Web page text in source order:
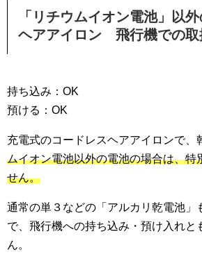
「リチウムイオン電池」以
ヘアアイロン 飛行機での取
持ち込み：OK
預ける：OK
充電式のコードレスヘアアイロンで、
ムイオン電池以外の電池の場合は、特
せん。
通常の単３などの「アルカリ乾電池」
で、飛行機への持ち込み・預け入れと
ん。